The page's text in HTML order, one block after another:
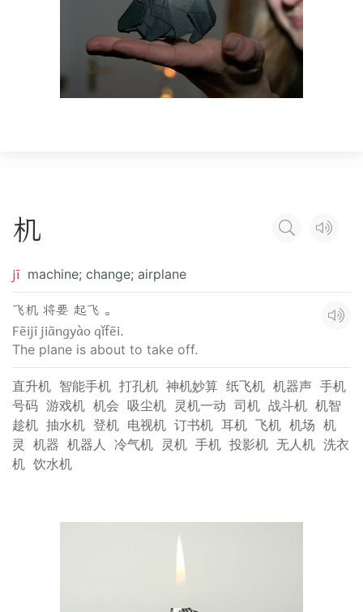
机
jī machine; change; airplane
飞机 将要 起飞 。
Fēijī jiāngyào qǐfēi.
The plane is about to take off.
直升机 智能手机 打孔机 神机妙算 纸飞机 机器声 手机
号码 游戏机 机会 吸尘机 灵机一动 司机 战斗机 机智
趁机 抽水机 登机 电视机 订书机 耳机 飞机 机场 机
灵
机器 机器人 冷气机 灵机 手机 投影机 无人机 洗衣
机 饮水机